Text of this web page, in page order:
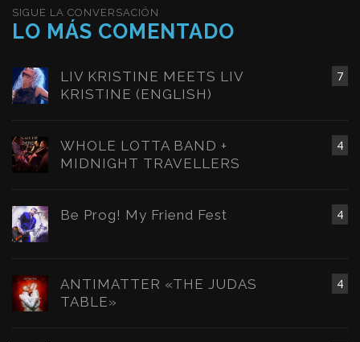
SIGUE LA CONVERSACIÓN
LO MÁS COMENTADO
7
LIV KRISTINE MEETS LIV
KRISTINE (ENGLISH)
4
WHOLE LOTTA BAND +
MIDNIGHT TRAVELLERS
4
Be Prog! My Friend Fest
4
ANTIMATTER «THE JUDAS
TABLE»